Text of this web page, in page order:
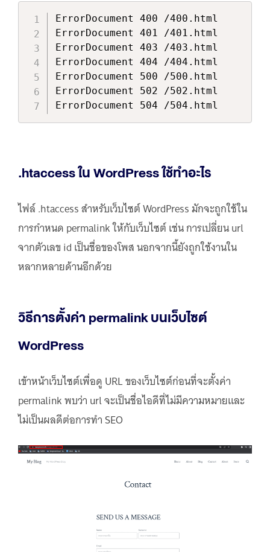
ErrorDocument 400 /400.html
ErrorDocument 401 /401.html
ErrorDocument 403 /403.html
ErrorDocument 404 /404.html
ErrorDocument 500 /500.html
ErrorDocument 502 /502.html
ErrorDocument 504 /504.html
.htaccess ใน WordPress ใช้ทำอะไร
ไฟล์ .htaccess สำหรับเว็บไซต์ WordPress มักจะถูกใช้ใน
การกำหนด permalink ให้กับเว็บไซต์ เช่น การเปลี่ยน url
จากตัวเลข id เป็นชื่อของโพส นอกจากนี้ยังถูกใช้งานใน
หลากหลายด้านอีกด้วย
วิธีการตั้งค่า permalink บนเว็บไซต์
WordPress
เข้าหน้าเว็บไซต์เพื่อดู URL ของเว็บไซต์ก่อนที่จะตั้งค่า
permalink พบว่า url จะเป็นชื่อไอดีที่ไม่มีความหมายและ
ไม่เป็นผลดีต่อการทำ SEO